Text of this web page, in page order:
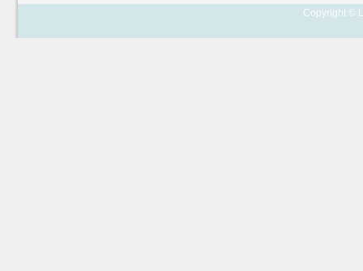
Copyright ©